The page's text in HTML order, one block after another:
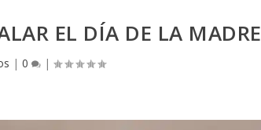
EL DÍA DE LA MADRE
|0 |